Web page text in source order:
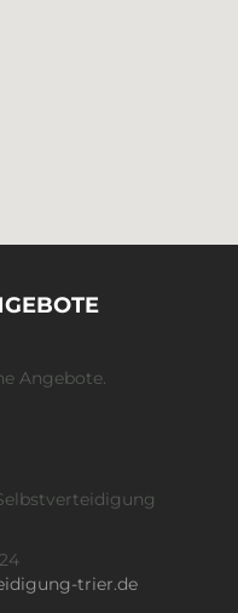
Angebote.
trier.de